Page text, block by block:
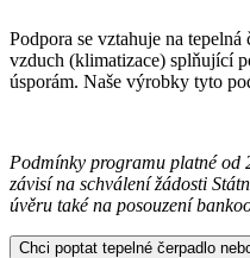
Podpora se vztahuje na
vzduch (klimatizace) splňující
úsporám. Naše výrobky tyto
Podmínky programu platné od
závisí na schválení žádosti
úvěru také na posouzení
Chci poptat tepelné čerpadlo